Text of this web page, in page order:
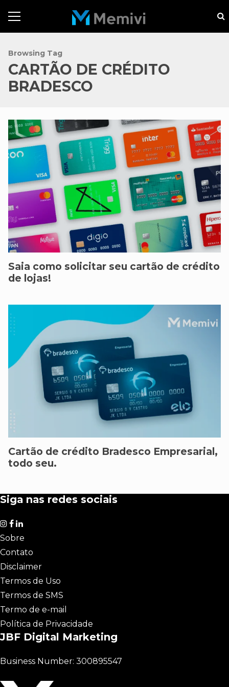
Browsing Tag
CARTÃO DE CRÉDITO
BRADESCO
Saia como solicitar seu cartão de crédito
de lojas!
Cartão de crédito Bradesco Empresarial,
todo seu.
Siga nas redes sociais
Sobre
Contato
Disclaimer
Termos de Uso
Termos de SMS
Termo de e-mail
Política de Privacidade
JBF Digital Marketing
Business Number: 300895547